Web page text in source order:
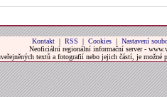
Kontakt| RSS | Cookies| Nastavení
Neoficiální regionální informační server -
textů a fotografií nebo jejich částí, je možné